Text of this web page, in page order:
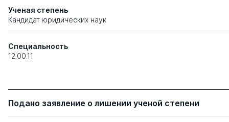
Ученая степень
Кандидат юридических наук
Специальность
12.00.11
Подано заявление о лишении ученой степени